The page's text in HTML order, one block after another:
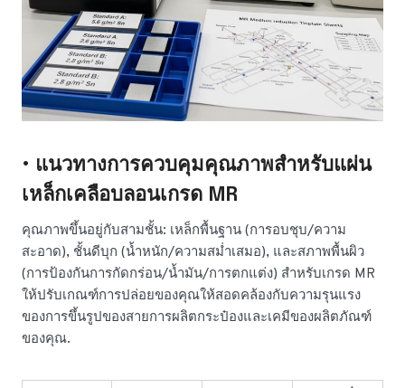
• แนวทางการควบคุมคุณภาพสำหรับแผ่น
เหล็กเคลือบลอนเกรด MR
คุณภาพขึ้นอยู่กับสามชั้น: เหล็กพื้นฐาน (การอบชุบ/ความ
สะอาด), ชั้นดีบุก (น้ำหนัก/ความสม่ำเสมอ), และสภาพพื้นผิว
(การป้องกันการกัดกร่อน/น้ำมัน/การตกแต่ง) สำหรับเกรด MR
ให้ปรับเกณฑ์การปล่อยของคุณให้สอดคล้องกับความรุนแรง
ของการขึ้นรูปของสายการผลิตกระป๋องและเคมีของผลิตภัณฑ์
ของคุณ.